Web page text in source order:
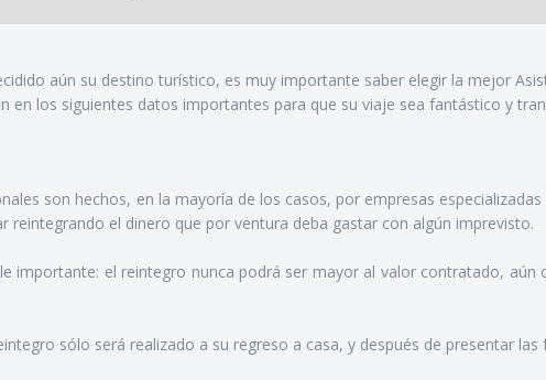
aún su destino turístico, es muy importante saber elegir la mejor
en los siguientes datos importantes para que su viaje sea fantástico y
son hechos, en la mayoría de los casos, por empresas
reintegrando el dinero que por ventura deba gastar con algún imprevisto.
importante: el reintegro nunca podrá ser mayor al valor contratado, aún
sólo será realizado a su regreso a casa, y después de presentar